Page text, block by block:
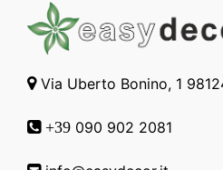
Via Uberto Bonino, 1
+39 090 902 2081